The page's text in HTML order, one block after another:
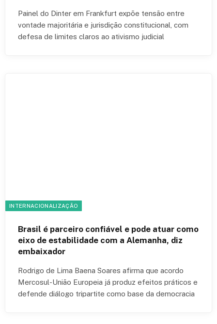
Painel do Dinter em Frankfurt expõe tensão entre
vontade majoritária e jurisdição constitucional, com
defesa de limites claros ao ativismo judicial
INTERNACIONALIZAÇÃO
Brasil é parceiro confiável e pode atuar como
eixo de estabilidade com a Alemanha, diz
embaixador
Rodrigo de Lima Baena Soares afirma que acordo
Mercosul-União Europeia já produz efeitos práticos e
defende diálogo tripartite como base da democracia